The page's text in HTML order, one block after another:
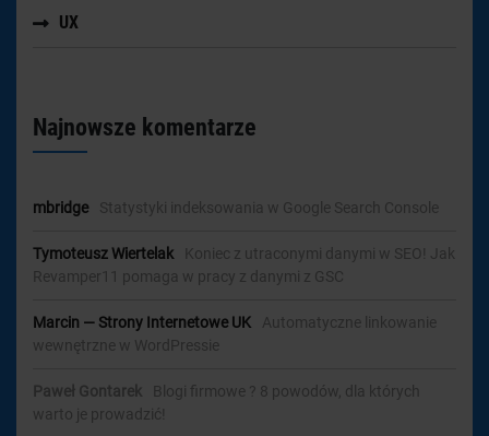
UX
Najnowsze komentarze
mbridge- Statystyki indeksowania w Google Search Console
Tymoteusz Wiertelak
Koniec z utraconymi danymi w SEO! Jak
Revamper11 pomaga w pracy z danymi z GSC
Marcin — Strony Internetowe UK
Automatyczne linkowanie
wewnętrzne w WordPressie
Paweł Gontarek
Blogi firmowe ? 8 powodów, dla których
warto je prowadzić!